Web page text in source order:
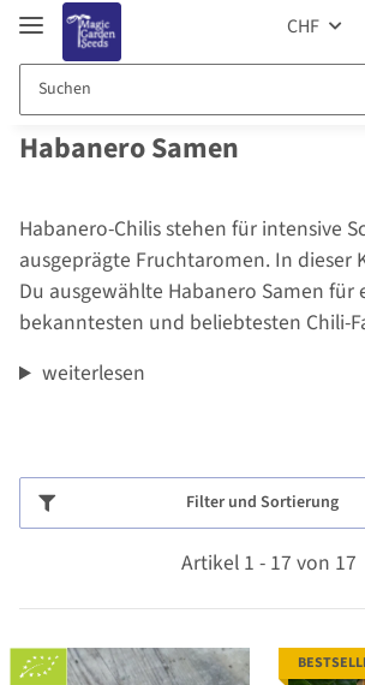
CHF
Habanero Samen
Habanero-Chilis stehen für intensive
ausgeprägte Fruchtaromen. In dieser
Du ausgewählte Habanero Samen für
bekanntesten und beliebtesten Chili-
weiterlesen
Filter und Sortierung
Artikel 1 - 17 von 17